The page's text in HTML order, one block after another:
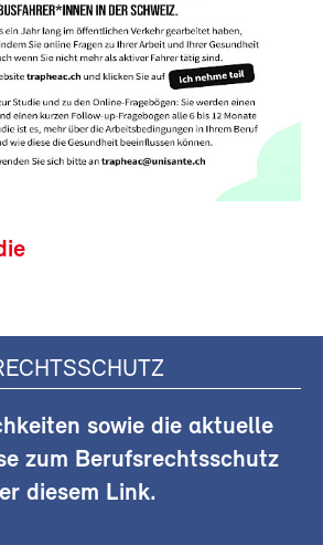
sowie die aktuelle
zum Berufsrechtsschutz
diesem Link.